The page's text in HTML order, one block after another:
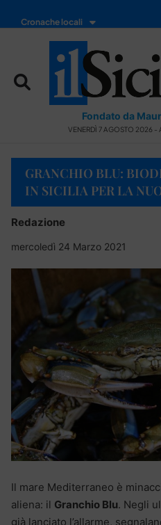
Cronache locali
Fondato da
VENERDÌ 7 AGOSTO 2026 -
GRANCHIO BLU:
IN SICILIA PER LA
Redazione
mercoledì 24 Marzo 2021
Il mare Mediterraneo è
aliena: il Granchio Blu. Negli
già lanciato l’allarme,